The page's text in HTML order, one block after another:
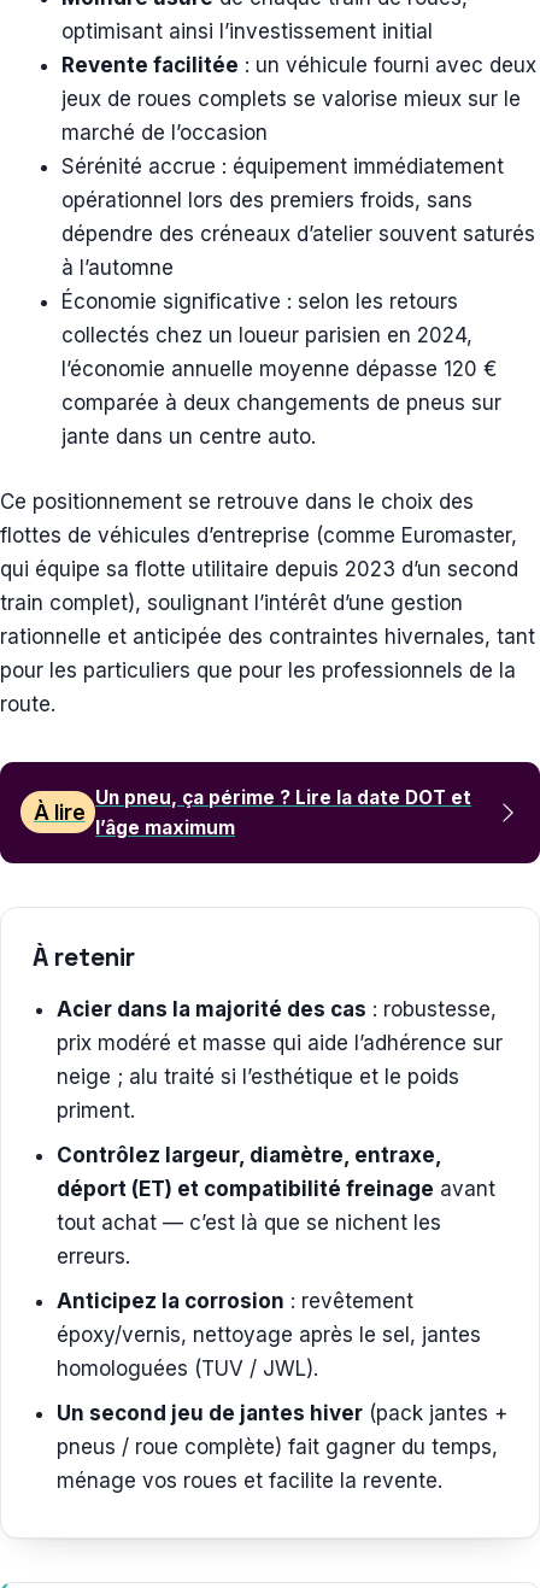
optimisant ainsi l’investissement initial
Revente facilitée : un véhicule fourni avec deux
jeux de roues complets se valorise mieux sur le
marché de l’occasion
Sérénité accrue : équipement immédiatement
opérationnel lors des premiers froids, sans
dépendre des créneaux d’atelier souvent saturés
à l’automne
Économie significative : selon les retours
collectés chez un loueur parisien en 2024,
l’économie annuelle moyenne dépasse 120 €
comparée à deux changements de pneus sur
jante dans un centre auto.
Ce positionnement se retrouve dans le choix des
flottes de véhicules d’entreprise (comme Euromaster,
qui équipe sa flotte utilitaire depuis 2023 d’un second
train complet), soulignant l’intérêt d’une gestion
rationnelle et anticipée des contraintes hivernales, tant
pour les particuliers que pour les professionnels de la
route.
À lire
Un pneu, ça périme ? Lire la date DOT et
l’âge maximum
À retenir
Acier dans la majorité des cas : robustesse,
prix modéré et masse qui aide l’adhérence sur
neige ; alu traité si l’esthétique et le poids
priment.
Contrôlez largeur, diamètre, entraxe,
déport (ET) et compatibilité freinage avant
tout achat — c’est là que se nichent les
erreurs.
Anticipez la corrosion : revêtement
époxy/vernis, nettoyage après le sel, jantes
homologuées (TUV / JWL).
Un second jeu de jantes hiver (pack jantes +
pneus / roue complète) fait gagner du temps,
ménage vos roues et facilite la revente.